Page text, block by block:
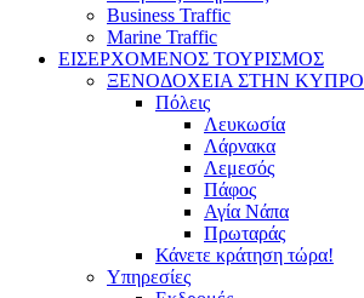
Business Traffic
Marine Traffic
ΕΙΣΕΡΧΟΜΕΝΟΣ ΤΟΥΡΙΣΜΟΣ
ΞΕΝΟΔΟΧΕΙΑ ΣΤΗΝ ΚΥΠΡΟ
Πόλεις
Λευκωσία
Λάρνακα
Λεμεσός
Πάφος
Αγία Νάπα
Πρωταράς
Κάνετε κράτηση τώρα!
Υπηρεσίες